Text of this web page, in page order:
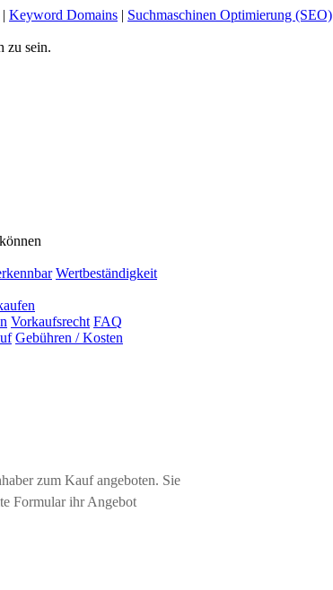
| Keyword Domains | Suchmaschinen Optimierung (SEO)
zu sein.
Wertbeständigkeit
Vorkaufsrecht FAQ
Gebühren / Kosten
zum Kauf angeboten. Sie
Formular ihr Angebot